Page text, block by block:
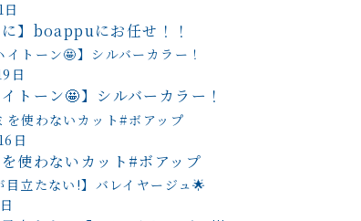
に】boappuにお任せ！！
日
イトーン🤩】シルバーカラー！
日
使わないカット#ボアップ